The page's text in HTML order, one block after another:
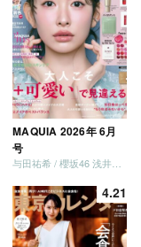
MAQUIA 2026年 6月
号
4.21